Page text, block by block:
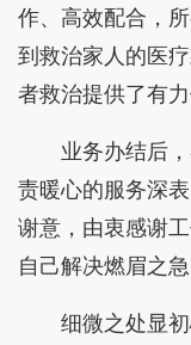
作、高效配合，
到救治家人的医
者救治提供了有力
业务办结后
责暖心的服务深
谢意，由衷感谢
自己解决燃眉之急
细微之处显